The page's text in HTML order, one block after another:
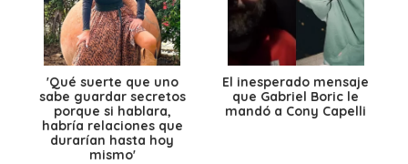
'Qué suerte que uno
sabe guardar secretos
porque si hablara,
habría relaciones que
durarían hasta hoy
mismo'
El inesperado mensaje
que Gabriel Boric le
mandó a Cony Capelli